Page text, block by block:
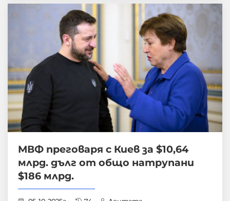
МВФ преговаря с Киев за $10,64
млрд. дълг от общо натрупани
$186 млрд.